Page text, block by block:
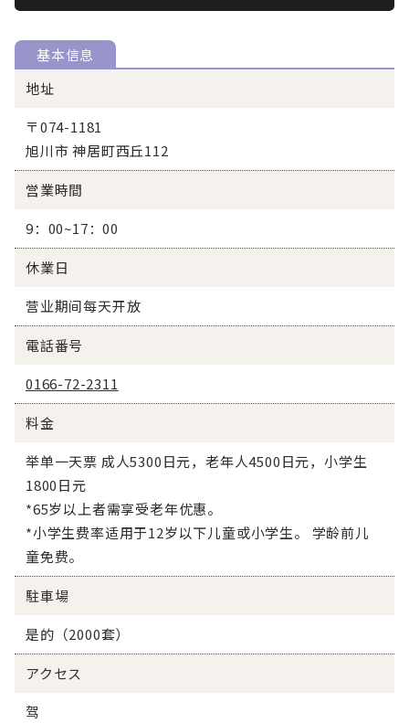
基本信息
地址
〒074-1181
旭川市 神居町西丘112
営業時間
9：00~17：00
休業日
营业期间每天开放
電話番号
0166-72-2311
料金
举单一天票 成人5300日元，老年人4500日元，小学生
1800日元
*65岁以上者需享受老年优惠。
*小学生费率适用于12岁以下儿童或小学生。 学龄前儿
童免费。
駐車場
是的（2000套）
アクセス
驾